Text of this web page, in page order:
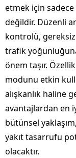
etmek için
değildir. Düzenli
kontrolü, gereksiz
trafik
önem taşır.
modunu etkin
alışkanlık haline
avantajlardan en
bütünsel
yakıt tasarrufu
olacaktır.